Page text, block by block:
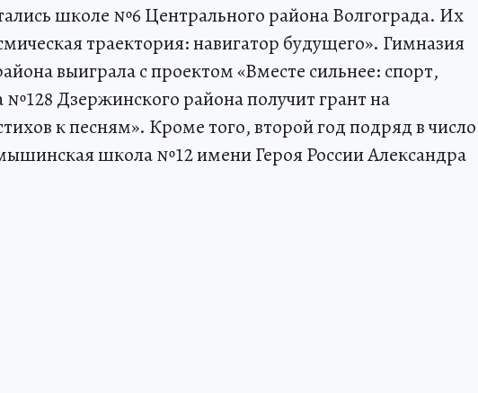
школе №6 Центрального района Волгограда. Их
траектория: навигатор будущего». Гимназия
выиграла с проектом «Вместе сильнее: спорт,
Дзержинского района получит грант на
к песням». Кроме того, второй год подряд в число
школа №12 имени Героя России Александра